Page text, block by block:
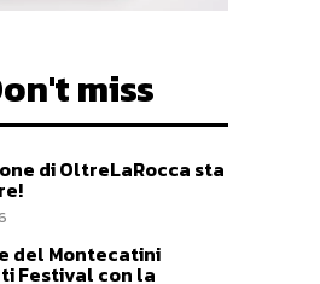
miss
di OltreLaRocca sta
del Montecatini
Festival con la